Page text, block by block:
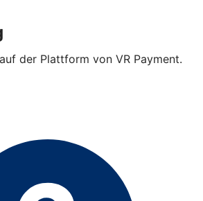
der Plattform von VR Payment.